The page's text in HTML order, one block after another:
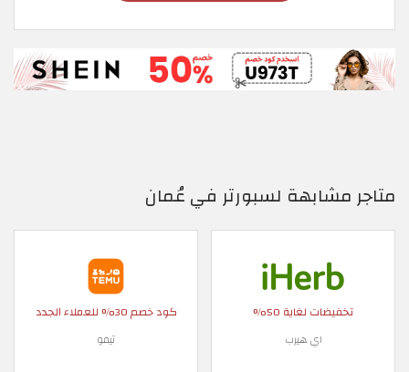
متاجر مشابهة لسبورتر في عُمان
تخفيضات لغاية 50%
اي هيرب
كود خصم 30% للعملاء الجدد
تيمو